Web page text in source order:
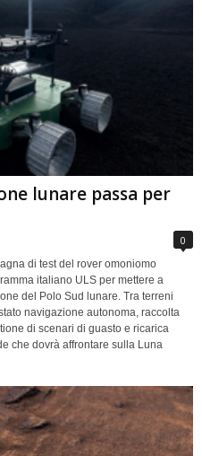
lunare passa per
0
di test del rover omoniomo
italiano ULS per mettere a
del Polo Sud lunare. Tra terreni
navigazione autonoma, raccolta
di scenari di guasto e ricarica
che dovrà affrontare sulla Luna